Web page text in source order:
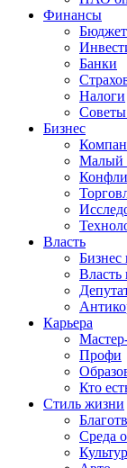
Финансы
Бюджет
Банки
Налоги
Советы
Бизнес
Малый
Власть
Бизнес
Власть
Карьера
Профи
Кто
Стиль жизни
Среда